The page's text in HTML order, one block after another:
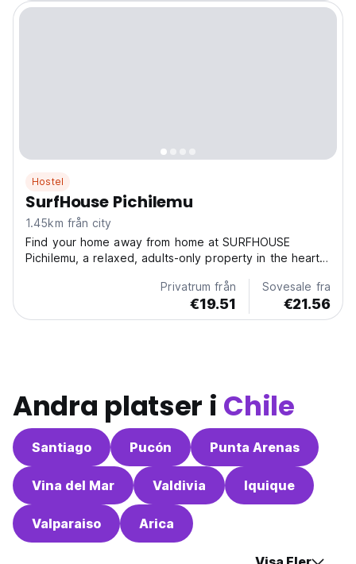
Hostel
SurfHouse Pichilemu
1.45km från city
Find your home away from home at SURFHOUSE
Pichilemu, a relaxed, adults-only property in the heart
friends seeking relaxed vibes, this property offers
clean shared and private-room accommodation in a...
Privatrum från
€19.51
Sovesale fra
€21.56
Andra platser i Chile
Santiago Pucón Punta Arenas
Vina del Mar Valdivia Iquique
Valparaiso Arica